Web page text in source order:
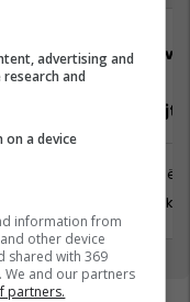
Prishtinë
31 Korrik
advertising and
and
a device
information from
other device
shared with 369
We and our partners
partners.